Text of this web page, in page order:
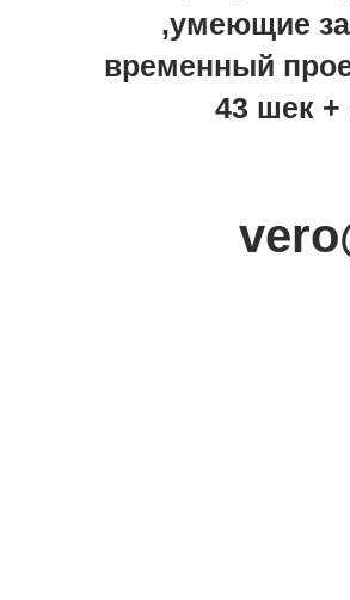
,умеющие
временный
43 шек +